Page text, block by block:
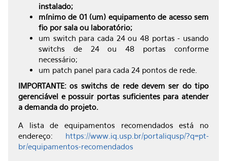
instalado;
mínimo de 01 (um) equipamento de acesso sem
fio por sala ou laboratório;
um switch para cada 24 ou 48 portas - usando
switchs de 24 ou 48 portas conforme
necessário;
um patch panel para cada 24 pontos de rede.
IMPORTANTE: os switchs de rede devem ser do tipo
gerenciável e possuir portas suficientes para atender
a demanda do projeto.
A lista de equipamentos recomendados está no
endereço: https://www.iq.usp.br/portaliqusp/?q=pt-
br/equipamentos-recomendados